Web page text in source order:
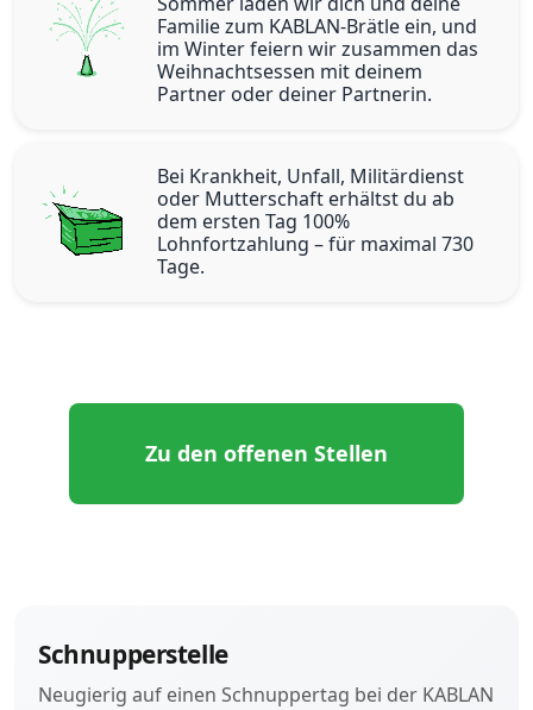
Familie zum KABLAN-Brätle ein, und
im Winter feiern wir zusammen das
Weihnachtsessen mit deinem
Partner oder deiner Partnerin.
Bei Krankheit, Unfall, Militärdienst
oder Mutterschaft erhältst du ab
dem ersten Tag 100%
Lohnfortzahlung – für maximal 730
Tage.
Zu den offenen Stellen
Schnupperstelle
Neugierig auf einen Schnuppertag bei der KABLAN